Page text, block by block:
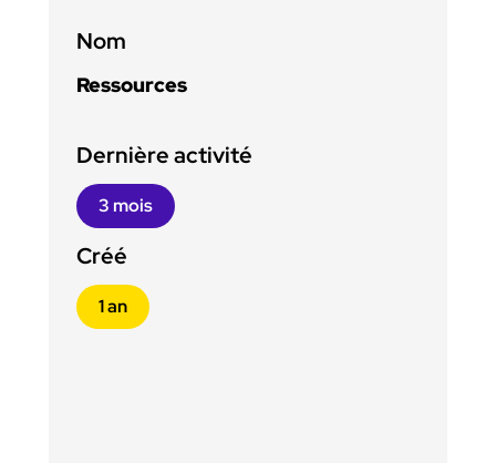
Nom
Ressources
Dernière activité
3 mois
Créé
1 an